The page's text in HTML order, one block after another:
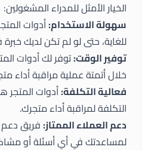
الخيار الأمثل للمدراء المشغولين:
سهولة الاستخدام:أدوات
للغاية، حتى لو لم تكن لديك خبرة
توفير الوقت:توفر لكأدوات
خلال أتمتة عملية مراقبة أداء
فعالية التكلفة:أدوات المتجر
التكلفة لمراقبة أداء متجرك.
دعم العملاء الممتاز:فريق دعم
لمساعدتك في أي أسئلة أو